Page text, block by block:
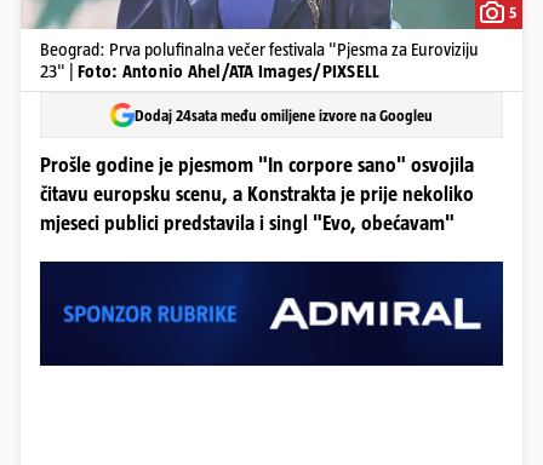
5
Beograd: Prva polufinalna večer festivala "Pjesma za Euroviziju
23" | Foto: Antonio Ahel/ATA Images/PIXSELL
Dodaj 24sata među omiljene izvore na Googleu
Prošle godine je pjesmom "In corpore sano" osvojila
čitavu europsku scenu, a Konstrakta je prije nekoliko
mjeseci publici predstavila i singl "Evo, obećavam"